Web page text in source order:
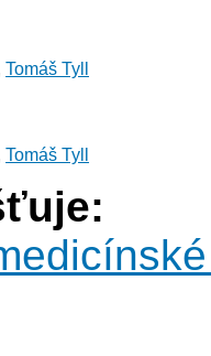
Tomáš Tyll
Tomáš Tyll